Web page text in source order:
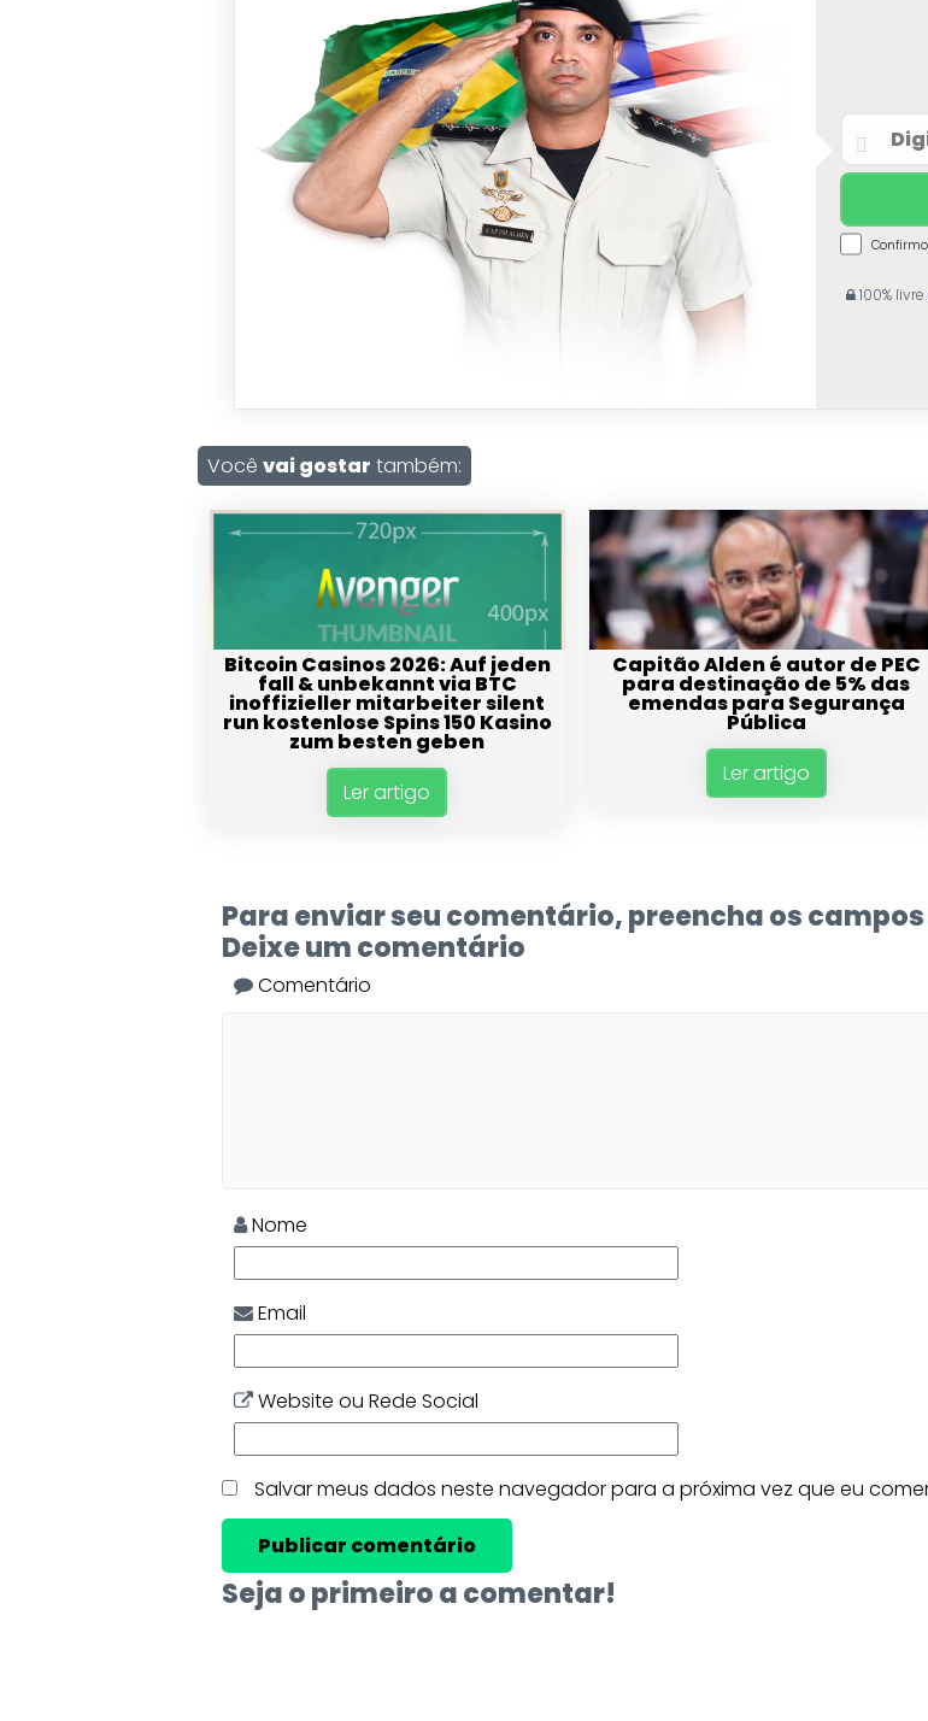
100%
Você vai gostar também:
Bitcoin Casinos 2026: Auf jeden
fall & unbekannt via BTC
inoffizieller mitarbeiter silent
run kostenlose Spins 150 Kasino
zum besten geben
Ler artigo
Capitão Alden é autor de PEC
para destinação de 5% das
emendas para Segurança
Pública
Ler artigo
Para enviar seu comentário, preencha os
Deixe um comentário
Comentário
Nome
Email
Website ou Rede Social
Salvar meus dados neste navegador para a próxima vez que eu
Seja o primeiro a comentar!